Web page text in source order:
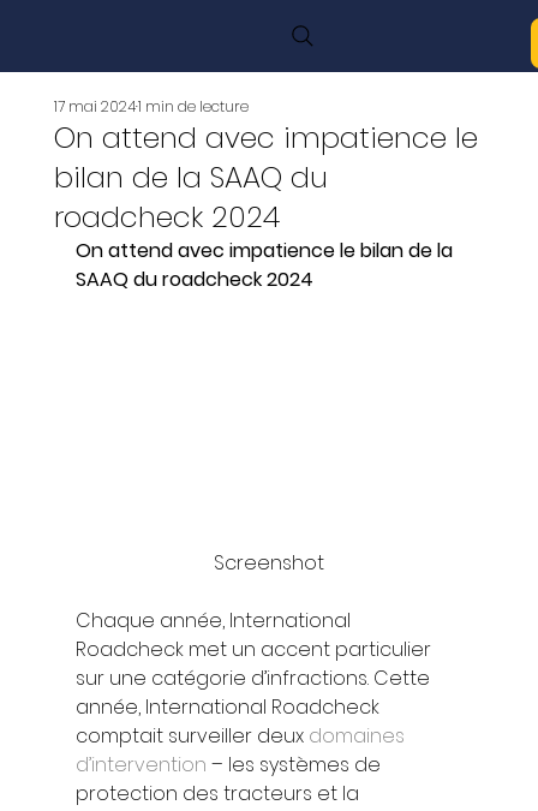
On attend avec impatience le
bilan de la SAAQ du
roadcheck 2024
17 mai 20241 min de lecture
On attend avec impatience le bilan de la
SAAQ du roadcheck 2024
Screenshot
Chaque année, International
Roadcheck met un accent particulier
sur une catégorie d’infractions. Cette
année, International Roadcheck
comptait surveiller deux domaines
d’intervention – les systèmes de
protection des tracteurs et la